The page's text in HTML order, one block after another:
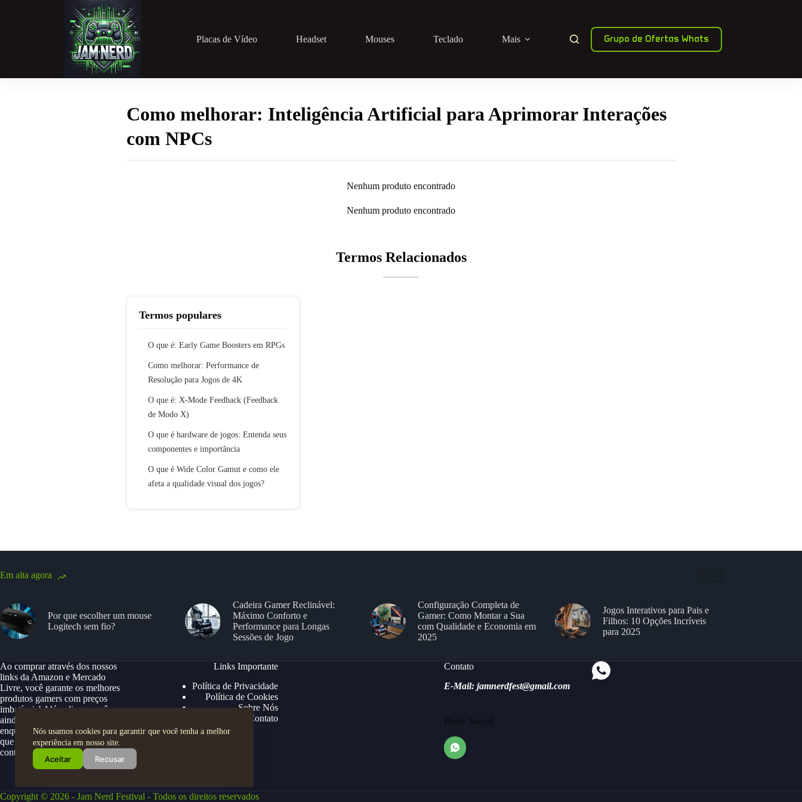
Nós usamos cookies para garantir que você tenha a melhor
experiência em nosso site.
Aceitar Recusar
Placas de Vídeo Headset Mouses Teclado Mais Grupo de Ofertas Whats
Como melhorar: Inteligência Artificial para Aprimorar Interações
com NPCs
Nenhum produto encontrado
Nenhum produto encontrado
Termos Relacionados
Termos populares
O que é: Early Game Boosters em RPGs
Como melhorar: Performance de
Resolução para Jogos de 4K
O que é: X-Mode Feedback (Feedback
de Modo X)
O que é hardware de jogos: Entenda seus
componentes e importância
O que é Wide Color Gamut e como ele
afeta a qualidade visual dos jogos?
Em alta agora
Por que escolher um mouse
Logitech sem fio?
Cadeira Gamer Reclinável:
Máximo Conforto e
Performance para Longas
Sessões de Jogo
Configuração Completa de
Gamer: Como Montar a Sua
com Qualidade e Economia em
2025
Jogos Interativos para Pais e
Filhos: 10 Opções Incríveis
para 2025
Ao comprar através dos nossos
links da Amazon e Mercado
Livre, você garante os melhores
produtos gamers com preços
imbatíveis! Além disso, você
ainda ganha descontos exclusivos,
enquanto apoia nosso site para
que possamos continuar trazendo
conteúdos e ofertas especiais.
Links Importante
Política de Privacidade
Política de Cookies
Sobre Nós
Contato
Contato
E-Mail: jamnerdfest@gmail.com
Rede Social
Copyright © 2026 - Jam Nerd Festival - Todos os direitos reservados